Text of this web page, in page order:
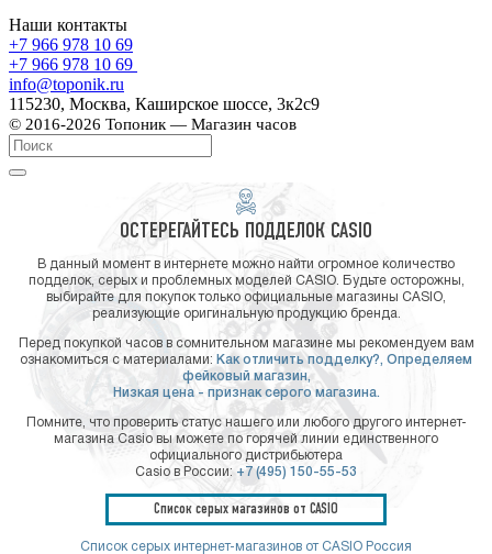
Наши контакты
+7 966 978 10 69
+7 966 978 10 69
info@toponik.ru
115230, Москва, Каширское шоссе, 3к2с9
© 2016-2026 Топоник — Магазин часов
ОСТЕРЕГАЙТЕСЬ ПОДДЕЛОК CASIO
В данный момент в интернете можно найти огромное количество
подделок, серых и проблемных моделей CASIO. Будьте осторожны,
выбирайте для покупок только официальные магазины CASIO,
реализующие оригинальную продукцию бренда.
Перед покупкой часов в сомнительном магазине мы рекомендуем вам
ознакомиться с материалами: Как отличить подделку?, Определяем
фейковый магазин,
Низкая цена - признак серого магазина.
Помните, что проверить статус нашего или любого другого интернет-
магазина Casio вы можете по горячей линии единственного
официального дистрибьютера
Casio в России: +7 (495) 150-55-53
Список серых магазинов от CASIO
Список серых интернет-магазинов от CASIO Россия